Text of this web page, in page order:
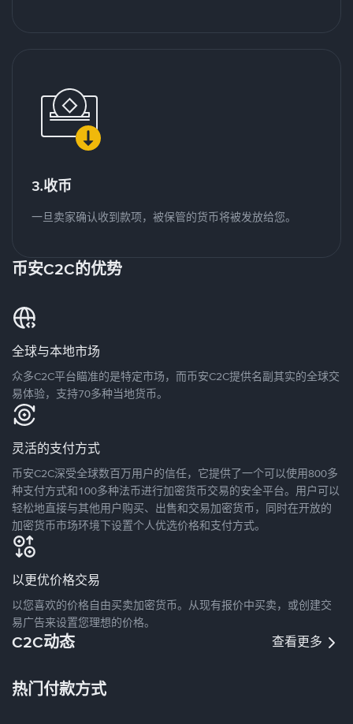
3.收币
一旦卖家确认收到款项，被保管的货币将被发放给您。
币安C2C的优势
全球与本地市场
众多C2C平台瞄准的是特定市场，而币安C2C提供名副其实的全球交
易体验，支持70多种当地货币。
灵活的支付方式
币安C2C深受全球数百万用户的信任，它提供了一个可以使用800多
种支付方式和100多种法币进行加密货币交易的安全平台。用户可以
轻松地直接与其他用户购买、出售和交易加密货币，同时在开放的
加密货币市场环境下设置个人优选价格和支付方式。
以更优价格交易
以您喜欢的价格自由买卖加密货币。从现有报价中买卖，或创建交
易广告来设置您理想的价格。
C2C动态 查看更多
热门付款方式